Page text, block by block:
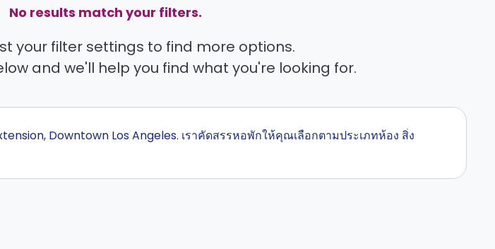
No results match your filters.
your filter settings to find more options.
and we'll help you find what you're looking for.
Downtown Los Angeles. เราคัดสรรหอพักให้คุณเลือกตามประเภทห้อง สิ่ง